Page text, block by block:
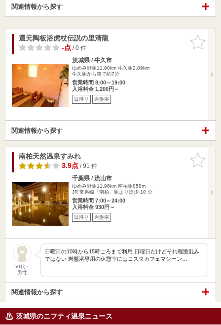
関連情報から探す
お気に入
りに追加
還元陶板浴虎杖伝説の里清龍
-点/ 0 件
茨城県 / 牛久市
ゆめみ野駅11.90km 牛久駅2.09km
牛久駅から車で約7分
営業時間 8:00～19:00
入浴料金 1,200円～
日帰り 岩盤浴
関連情報から探す
お気に入
りに追加
南柏天然温泉すみれ
3.9点/ 91 件
千葉県 / 流山市
ゆめみ野駅11.96km 南柏駅858m
JR 常磐線「南柏」駅より徒歩 10 分
営業時間 7:00～24:00
入浴料金 930円～
日帰り 岩盤浴
50代～
男性
日曜日の10時から15時ごろまで利用 日曜日だけどそれ程激混み
ではない 岩盤浴専用の休憩室にはコスタカフェマシーン…
関連情報から探す
茨城県のニフティ温泉ニュース